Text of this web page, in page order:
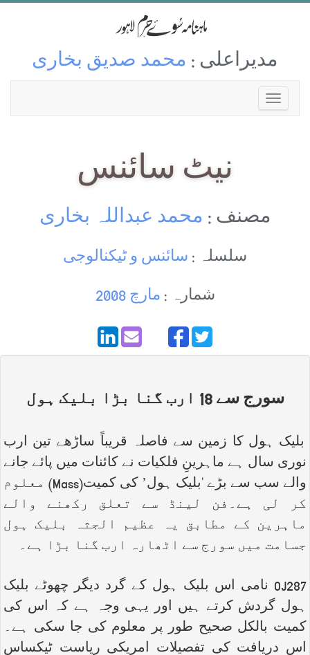
مدیراعلی : محمد صدیق بخاری
نیٹ سائنس
مصنف : محمد عبداللہ بخاری
سلسلہ : سائنس و ٹیکنالوجی
شمارہ : مارچ 2008
سورج سے 18 ارب گنا بڑا بلیک ہول
بلیک ہول کا زمین سے فاصلہ قریباً ساڑھے تین ارب
نوری سال ہے ماہرینِ فلکیات نے کائنات میں پائے جانے
والے سب سے بڑے ‘بلیک ہول’ کی کمیت(Mass) معلوم
کر لی ہے۔فن لینڈ سے تعلق رکھنے والے
ماہرین کے مطابق یہ عظیم الجثہ بلیک ہول
جسامت میں سورج سے اٹھارہ ارب گنا بڑا ہے۔
OJ287 نامی اس بلیک ہول کے گرد دیگر چھوٹے بلیک
ہول گردش کرتے ہیں اور یہی وجہ ہے کہ اس کی
کمیت بالکل صحیح طور پر معلوم کی جا سکی ہے۔
اس دریافت کی تفصیلات امریکی ریاست ٹیکساس